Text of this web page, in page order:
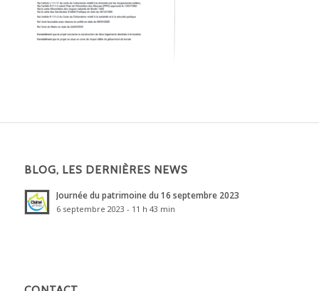
BLOG, LES DERNIÈRES NEWS
Journée du patrimoine du 16 septembre 2023
6 septembre 2023 - 11 h 43 min